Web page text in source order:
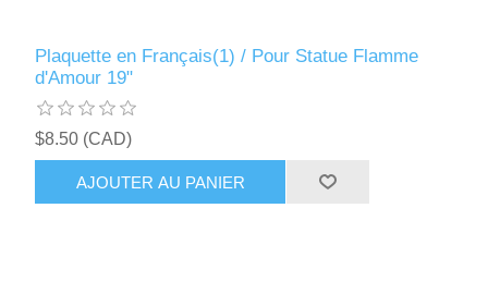
Plaquette en Français(1) / Pour Statue Flamme
d'Amour 19"
$8.50 (CAD)
AJOUTER AU PANIER